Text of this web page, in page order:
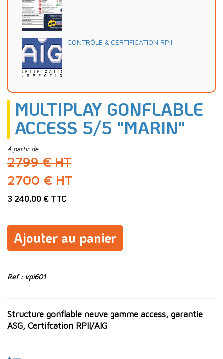
CONTRÔLE & CERTIFICATION RPII
MULTIPLAY GONFLABLE
ACCESS 5/5 "MARIN"
À partir de
2799 € HT
2700 € HT
3 240,00 € TTC
Ajouter au panier
Ref : vpi601
Structure gonflable neuve gamme access, garantie
ASG, Certifcation RPII/AIG